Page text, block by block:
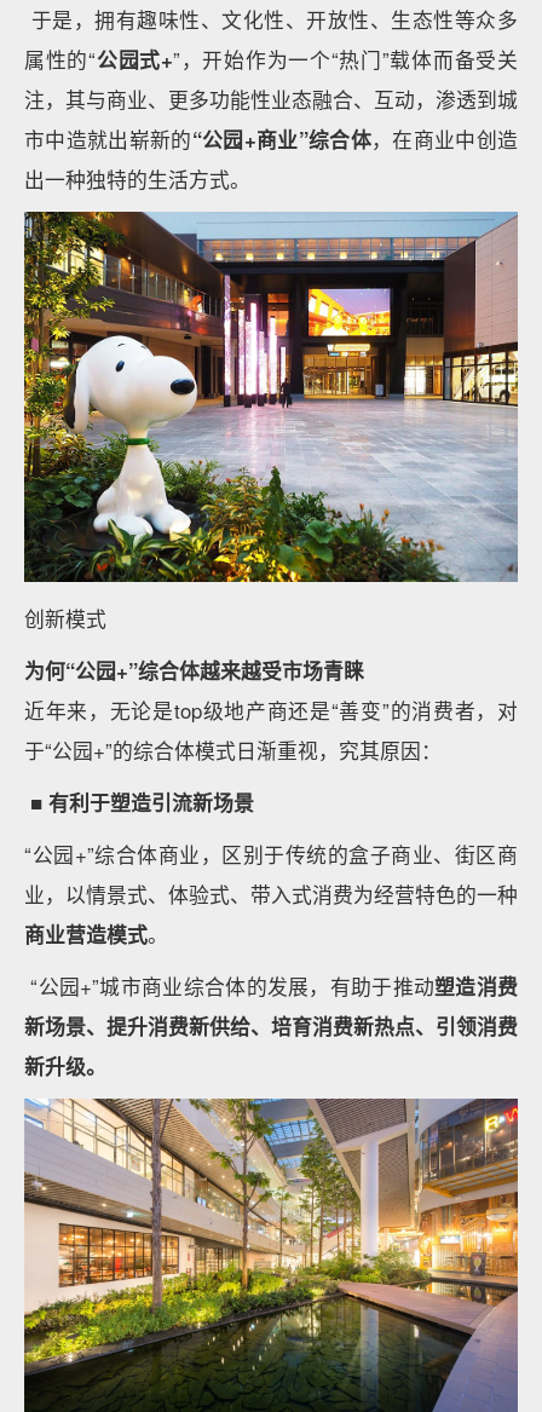
于是，拥有趣味性、文化性、开放性、生态性等众多
属性的“公园式+”，开始作为一个“热门”载体而备受关
注，其与商业、更多功能性业态融合、互动，渗透到城
市中造就出崭新的“公园+商业”综合体，在商业中创造
出一种独特的生活方式。
创新模式
为何“公园+”综合体越来越受市场青睐
近年来，无论是top级地产商还是“善变”的消费者，对
于“公园+”的综合体模式日渐重视，究其原因：
■ 有利于塑造引流新场景
“公园+”综合体商业，区别于传统的盒子商业、街区商
业，以情景式、体验式、带入式消费为经营特色的一种
商业营造模式。
“公园+”城市商业综合体的发展，有助于推动塑造消费
新场景、提升消费新供给、培育消费新热点、引领消费
新升级。